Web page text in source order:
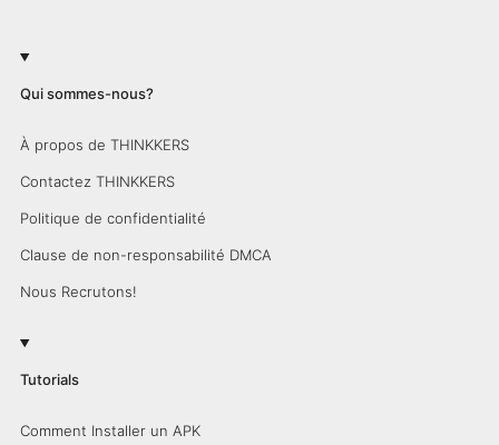
Qui sommes-nous?
À propos de THINKKERS
Contactez THINKKERS
Politique de confidentialité
Clause de non-responsabilité DMCA
Nous Recrutons!
Tutorials
Comment Installer un APK